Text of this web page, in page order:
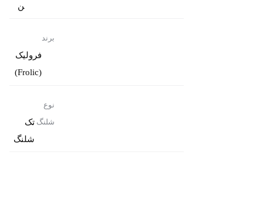
ن
برند
فرولیک
(Frolic)
نوع
شلنگ تک
شلنگ